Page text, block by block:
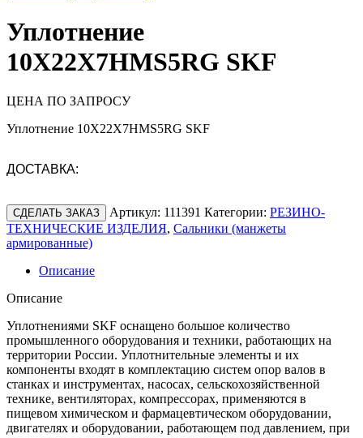
Уплотнение
10X22X7HMS5RG SKF
ЦЕНА ПО ЗАПРОСУ
Уплотнение 10X22X7HMS5RG SKF
ДОСТАВКА:
СДЕЛАТЬ ЗАКАЗ Артикул: 111391 Категории: РЕЗИНО-
ТЕХНИЧЕСКИЕ ИЗДЕЛИЯ, Сальники (манжеты
армированные)
Описание
Описание
Уплотнениями SKF оснащено большое количество
промышленного оборудования и техники, работающих на
территории России. Уплотнительные элементы и их
компоненты входят в комплектацию систем опор валов в
станках и инструментах, насосах, сельскохозяйственной
технике, вентиляторах, компрессорах, применяются в
пищевом химическом и фармацевтическом оборудовании,
двигателях и оборудовании, работающем под давлением, при